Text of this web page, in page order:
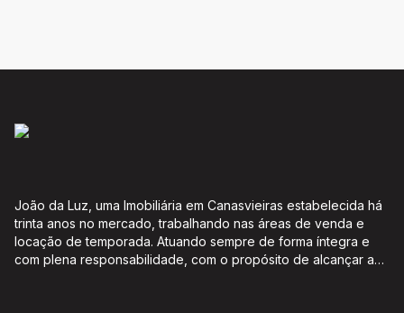
João da Luz, uma Imobiliária em Canasvieiras estabelecida há
trinta anos no mercado, trabalhando nas áreas de venda e
locação de temporada. Atuando sempre de forma íntegra e
com plena responsabilidade, com o propósito de alcançar a